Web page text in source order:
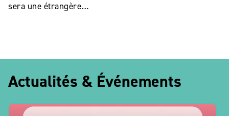
sera une étrangère…
Actualités & Événements